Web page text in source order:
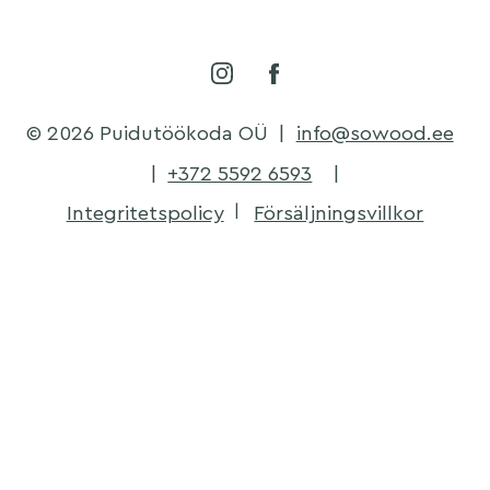
© 2026 Puidutöökoda OÜ
info@sowood.ee
+372 5592 6593
Integritetspolicy
Försäljningsvillkor